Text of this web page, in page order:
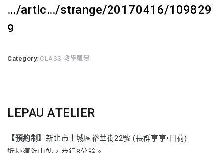
…/artic…/strange/20170416/109829
9
Category: CLASS 教學風景
LEPAU ATELIER
【預約制】 新北市土城區裕華街22號 (長群享享•日荷)